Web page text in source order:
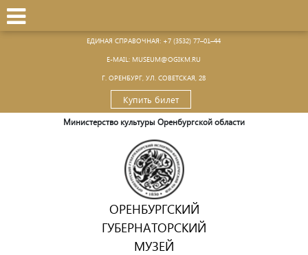
ЕДИНАЯ СПРАВОЧНАЯ: +7 (3532) 77–01–44
Е-MAIL: MUSEUM@OGIKM.RU
Г. ОРЕНБУРГ, УЛ. СОВЕТСКАЯ, 28
Купить билет
Министерство культуры Оренбургской области
ОРЕНБУРГСКИЙ
ГУБЕРНАТОРСКИЙ
МУЗЕЙ